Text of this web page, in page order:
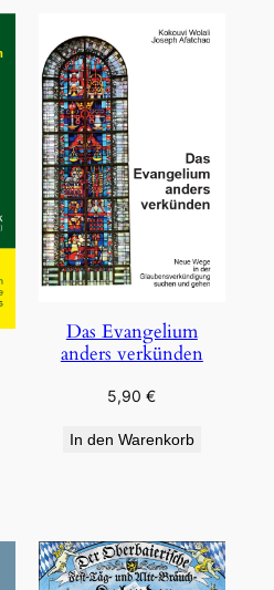
Das Evangelium
anders verkünden
5,90€
In den Warenkorb